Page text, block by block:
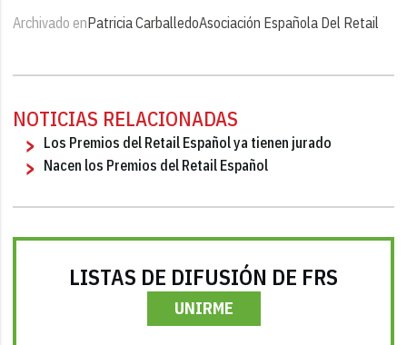
Archivado enPatricia CarballedoAsociación Española Del Retail
NOTICIAS RELACIONADAS
Los Premios del Retail Español ya tienen jurado
Nacen los Premios del Retail Español
LISTAS DE DIFUSIÓN DE FRS
UNIRME